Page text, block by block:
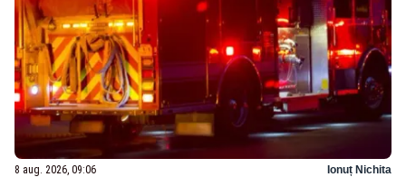
8 aug. 2026, 09:06 Ionuț Nichita